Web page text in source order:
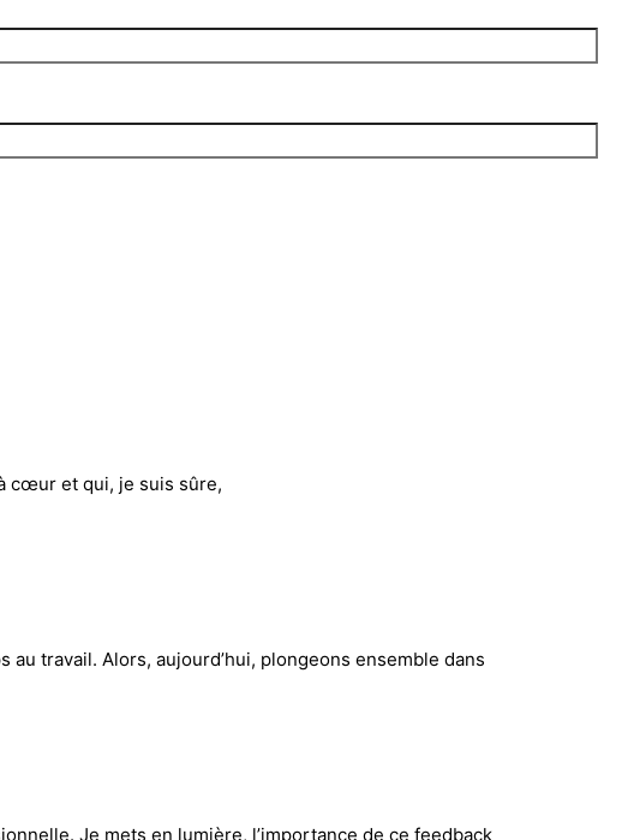
cœur et qui, je suis sûre,
travail. Alors, aujourd’hui, plongeons ensemble dans
Je mets en lumière, l’importance de ce feedback